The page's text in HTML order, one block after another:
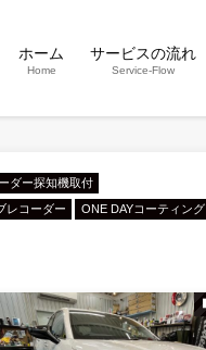
ホーム
Home
サービスの流れ
Service-Flow
ダー探知機取付
レコーダー ONE DAYコーティング